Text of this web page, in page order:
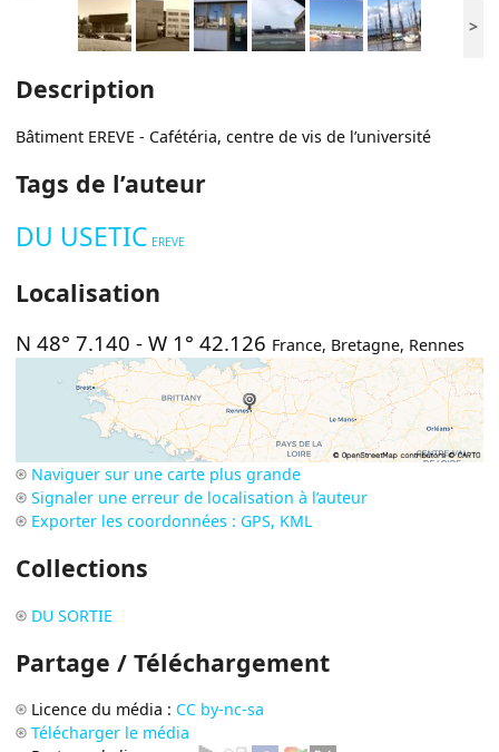
>
Description
Bâtiment EREVE - Cafétéria, centre de vis de l’université
Tags de l’auteur
DU USETIC EREVE
Localisation
N 48° 7.140 -W 1° 42.126 France, Bretagne, Rennes
Naviguer sur une carte plus grande
Signaler une erreur de localisation à l’auteur
Exporter les coordonnées : GPS, KML
Collections
DU SORTIE
Partage / Téléchargement
Licence du média : CC by-nc-sa
Télécharger le média